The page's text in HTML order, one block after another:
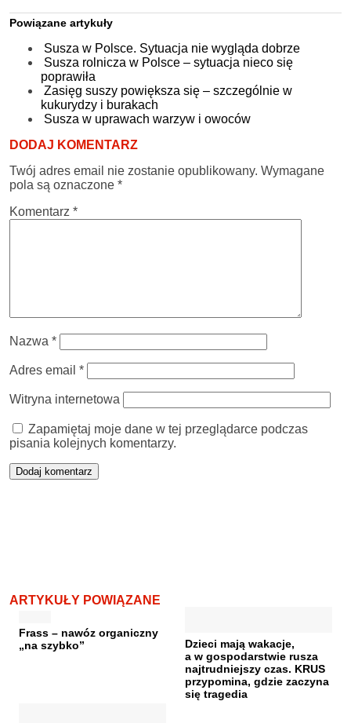
Powiązane artykuły
Susza w Polsce. Sytuacja nie wygląda dobrze
Susza rolnicza w Polsce – sytuacja nieco się
poprawiła
Zasięg suszy powiększa się – szczególnie w
kukurydzy i burakach
Susza w uprawach warzyw i owoców
DODAJ KOMENTARZ
Twój adres email nie zostanie opublikowany. Wymagane
pola są oznaczone *
Komentarz *
Nazwa *
Adres email *
Witryna internetowa
Zapamiętaj moje dane w tej przeglądarce podczas
pisania kolejnych komentarzy.
ARTYKUŁY POWIĄZANE
Frass – nawóz organiczny
„na szybko”
Dzieci mają wakacje,
a w gospodarstwie rusza
najtrudniejszy czas. KRUS
przypomina, gdzie zaczyna
się tragedia